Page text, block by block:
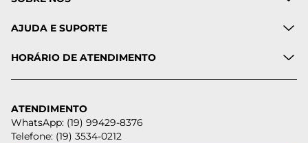
AJUDA E SUPORTE
HORÁRIO DE ATENDIMENTO
ATENDIMENTO
WhatsApp: (19) 99429-8376
Telefone: (19) 3534-0212